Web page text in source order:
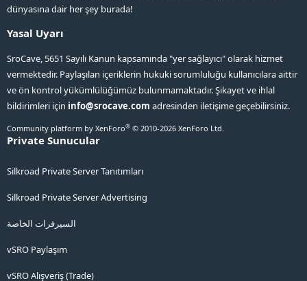
dünyasına dair her şey burada!
Yasal Uyarı
SroCave, 5651 Sayılı Kanun kapsamında "yer sağlayıcı" olarak hizmet
vermektedir. Paylaşılan içeriklerin hukuki sorumluluğu kullanıcılara aittir
ve ön kontrol yükümlülüğümüz bulunmamaktadır. Şikayet ve ihlal
bildirimleri için info@srocave.com adresinden iletişime geçebilirsiniz.
Community platform by XenForo® © 2010-2026 XenForo Ltd.
Private Sunucular
Silkroad Private Server Tanıtımları
Silkroad Private Server Advertising
السيرفرات الخاصة
vSRO Paylaşım
vSRO Alışveriş (Trade)